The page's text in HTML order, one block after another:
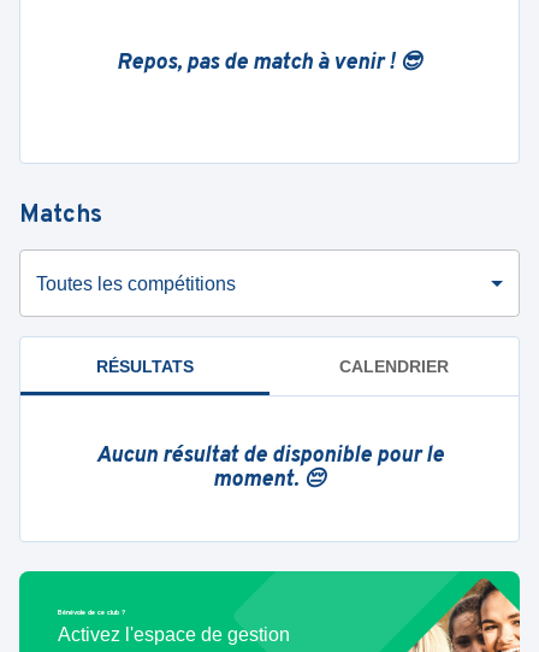
Repos, pas de match à venir ! 😎
Matchs
Toutes les compétitions
RÉSULTATS CALENDRIER
Aucun résultat de disponible pour le
moment. 😔
Bénévole de ce club ?
Activez l'espace de gestion